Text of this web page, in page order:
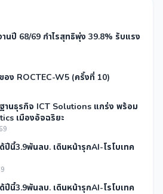
านปี 68/69 กำไรสุทธิพุ่ง 39.8% รับแรง
กำหนดการใช้สิทธิของ ROCTEC-W5 (ครั้งที่ 10)
านธุรกิจ ICT Solutions แกร่ง พร้อม
เมืองอัจฉริยะ
ปีนี้3.9พันลบ. เดินหน้ารุกAI-โรโบเทค
ปีนี้3.9พันลบ. เดินหน้ารุกAI-โรโบเทค